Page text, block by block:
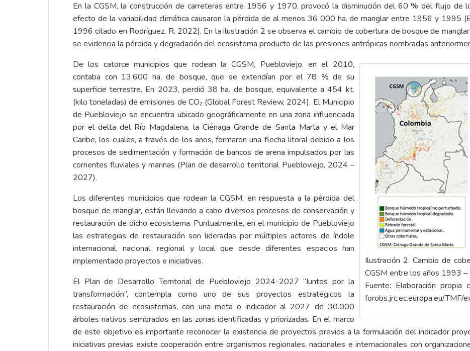
En la CGSM, la construcción de carreteras entre 1956 y 1970, provocó la disminución del 60 % del flujo de
efecto de la variabilidad climática causaron la pérdida de al menos 36 000 ha. de manglar entre 1956 y 1995
1996 citado en Rodríguez, R. 2022). En la ilustración 2 se observa el cambio de cobertura de bosque de
se evidencia la pérdida y degradación del ecosistema producto de las presiones antrópicas nombradas
Ilustración 2. Cambio de
CGSM entre los años 1993
Fuente: Elaboración
forobs.jrc.ec.europa.eu/TMF/
De los catorce municipios que rodean la CGSM, Puebloviejo, en el 2010,
contaba con 13.600 ha. de bosque, que se extendían por el 78 % de su
superficie terrestre. En 2023, perdió 38 ha. de bosque, equivalente a 454 kt.
(kilo toneladas) de emisiones de CO₂ (Global Forest Review, 2024). El Municipio
de Puebloviejo se encuentra ubicado geográficamente en una zona influenciada
por el delta del Río Magdalena, la Ciénaga Grande de Santa Marta y el Mar
Caribe, los cuales, a través de los años, formaron una flecha litoral debido a los
procesos de sedimentación y formación de bancos de arena impulsados por las
corrientes fluviales y marinas (Plan de desarrollo territorial Puebloviejo, 2024 –
2027).
Los diferentes municipios que rodean la CGSM, en respuesta a la pérdida del
bosque de manglar, están llevando a cabo diversos procesos de conservación y
restauración de dicho ecosistema. Puntualmente, en el municipio de Puebloviejo
las estrategias de restauración son lideradas por múltiples actores de índole
internacional, nacional, regional y local que desde diferentes espacios han
implementado proyectos e iniciativas.
El Plan de Desarrollo Territorial de Puebloviejo 2024-2027 “Juntos por la
transformación”, contempla como uno de sus proyectos estratégicos la
restauración de ecosistemas, con una meta o indicador al 2027 de 30.000
árboles nativos sembrados en las zonas identificadas y priorizadas. En el marco
de este objetivo es importante reconocer la existencia de proyectos previos a la formulación del indicador
iniciativas previas existe cooperación entre organismos regionales, nacionales e internacionales con